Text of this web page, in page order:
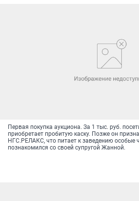
Первая покупка аукциона. За 1 тыс. руб.
приобретает пробитую каску. Позже он
НГС.РЕЛАКС, что питает к заведению особые
познакомился со своей супругой Жанной.